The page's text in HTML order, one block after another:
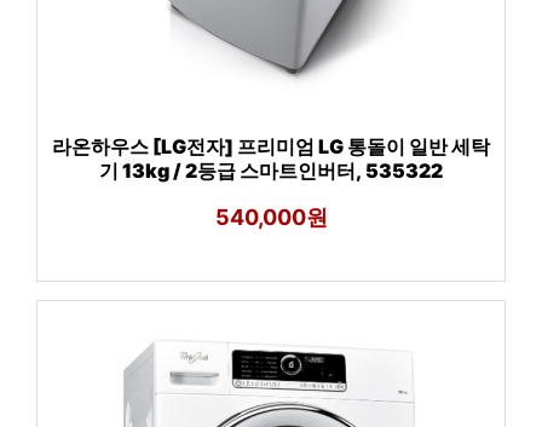
라온하우스 [LG전자] 프리미엄 LG 통돌이 일반 세탁
기 13kg / 2등급 스마트인버터, 535322
540,000원